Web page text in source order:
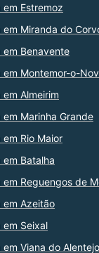
Estremoz
em Miranda do
em Benavente
em Montemor-o-
Almeirim
Marinha Grande
Rio Maior
Batalha
Reguengos de
em Azeitão
em Seixal
Viana do Alentejo